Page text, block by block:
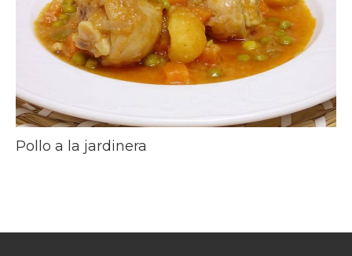
Pollo a la jardinera